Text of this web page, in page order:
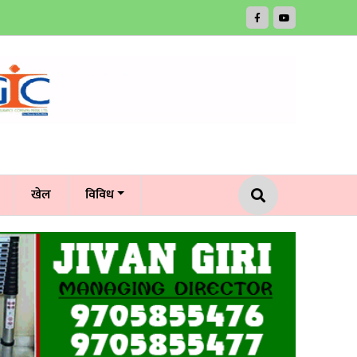
खेल विविध